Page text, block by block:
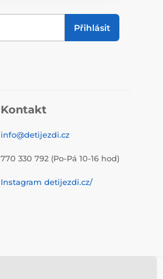
Přihlásit
Kontakt
info@detijezdi.cz
770 330 792 (Po-Pá 10-16 hod)
Instagram detijezdi.cz/